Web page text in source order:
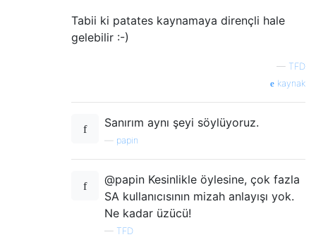
Tabii ki patates kaynamaya dirençli hale
gelebilir :-)
— TFD
kaynak
Sanırım aynı şeyi söylüyoruz.
papin
@papin Kesinlikle öylesine, çok fazla
SA kullanıcısının mizah anlayışı yok.
Ne kadar üzücü!
— TFD